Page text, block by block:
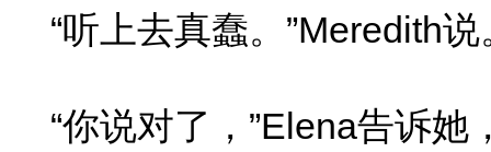
“听上去真蠢。”Meredith说
“你说对了，”Elena告诉她